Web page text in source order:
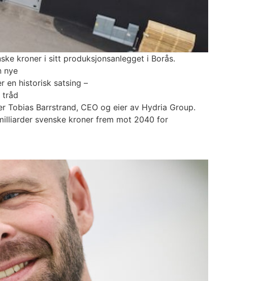
kroner i sitt produksjonsanlegget i Borås.
nye
en historisk satsing –
tråd
Tobias Barrstrand, CEO og eier av Hydria Group.
svenske kroner frem mot 2040 for